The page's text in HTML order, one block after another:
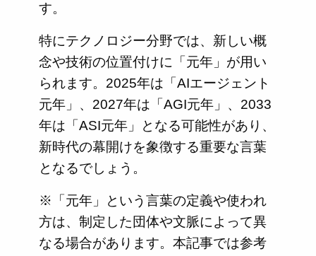
す。
特にテクノロジー分野では、新しい概
念や技術の位置付けに「元年」が用い
られます。2025年は「AIエージェント
元年」、2027年は「AGI元年」、2033
年は「ASI元年」となる可能性があり、
新時代の幕開けを象徴する重要な言葉
となるでしょう。
※「元年」という言葉の定義や使われ
方は、制定した団体や文脈によって異
なる場合があります。本記事では参考